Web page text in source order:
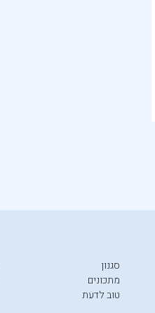
סגנון
מתכונים
טוב לדעת